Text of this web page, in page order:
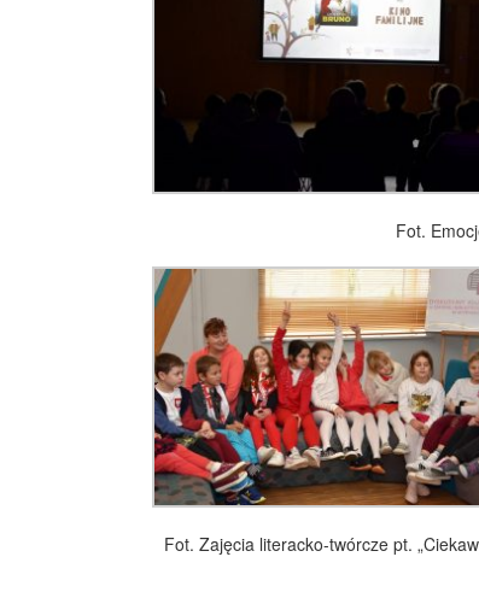
Fot.
Fot. Zajęcia literacko-twórcze pt.